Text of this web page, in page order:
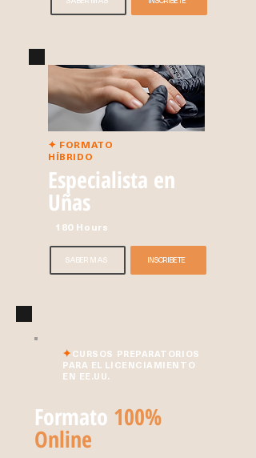
✦ FORMATO
HÍBRIDO
Especialista en
Uñas
180 Hours
SABER MÁS INSCRÍBETE
✦CURSOS PREPARATORIOS
PARA EL LICENCIAMIENTO
EN EE.UU.
Formato 100%
Online